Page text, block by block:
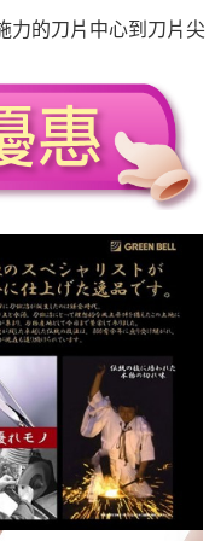
力的刀片中心到刀片尖